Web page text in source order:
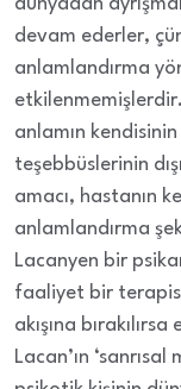
devam ederler,
anlamlandırma
anlamın
teşebbüslerinin
amacı, hastanın
anlamlandırma
Lacanyen bir
faaliyet bir
akışına
Lacan’ın